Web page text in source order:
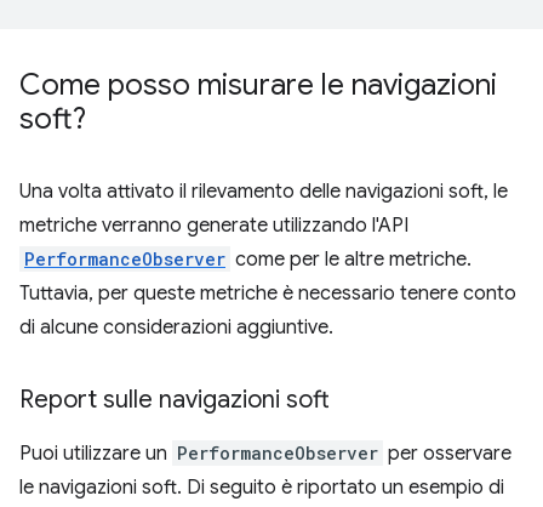
Come posso misurare le navigazioni
soft?
Una volta attivato il rilevamento delle navigazioni soft, le
metriche verranno generate utilizzando l'API
PerformanceObserver come per le altre metriche.
Tuttavia, per queste metriche è necessario tenere conto
di alcune considerazioni aggiuntive.
Report sulle navigazioni soft
Puoi utilizzare un PerformanceObserver per osservare
le navigazioni soft. Di seguito è riportato un esempio di